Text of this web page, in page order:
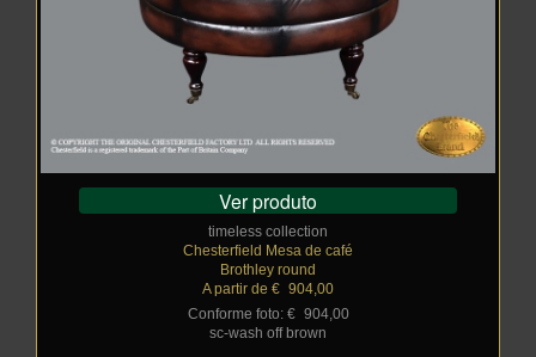
Ver produto
timeless collection
Chesterfield Mesa de café
Brothley round
A partir de € 904,00
Conforme foto: €_ 904,00
sc-wash off brown